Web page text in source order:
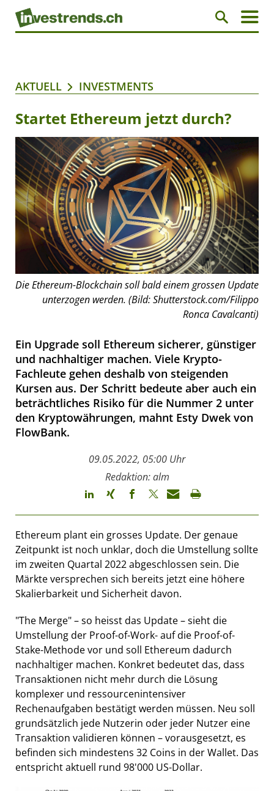
AKTUELL INVESTMENTS
Startet Ethereum jetzt durch?
Die Ethereum-Blockchain soll bald einem grossen Update
unterzogen werden. (Bild: Shutterstock.com/Filippo
Ronca Cavalcanti)
Ein Upgrade soll Ethereum sicherer, günstiger
und nachhaltiger machen. Viele Krypto-
Fachleute gehen deshalb von steigenden
Kursen aus. Der Schritt bedeute aber auch ein
beträchtliches Risiko für die Nummer 2 unter
den Kryptowährungen, mahnt Esty Dwek von
FlowBank.
09.05.2022, 05:00 Uhr
Redaktion: alm
Ethereum plant ein grosses Update. Der genaue
Zeitpunkt ist noch unklar, doch die Umstellung sollte
im zweiten Quartal 2022 abgeschlossen sein. Die
Märkte versprechen sich bereits jetzt eine höhere
Skalierbarkeit und Sicherheit davon.
"The Merge" – so heisst das Update – sieht die
Umstellung der Proof-of-Work- auf die Proof-of-
Stake-Methode vor und soll Ethereum dadurch
nachhaltiger machen. Konkret bedeutet das, dass
Transaktionen nicht mehr durch die Lösung
komplexer und ressourcenintensiver
Rechenaufgaben bestätigt werden müssen. Neu soll
grundsätzlich jede Nutzerin oder jeder Nutzer eine
Transaktion validieren können – vorausgesetzt, es
befinden sich mindestens 32 Coins in der Wallet. Das
entspricht aktuell rund 98'000 US-Dollar.